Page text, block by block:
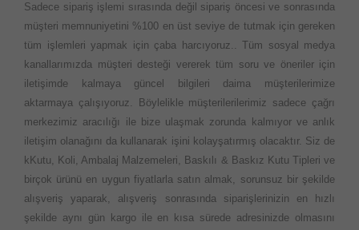
Sadece sipariş işlemi sırasında değil sipariş öncesi ve sonrasında
müşteri memnuniyetini %100 en üst seviye de tutmak için gereken
tüm işlemleri yapmak için çaba harcıyoruz.. Tüm sosyal medya
kanallarımızda müşteri desteği vererek tüm soru ve öneriler için
iletişimde kalmaya güncel bilgileri daima müşterilerimize
aktarmaya çalışıyoruz. Böylelikle müşterilerilerimiz sadece çağrı
merkezimiz aracılığı ile bize ulaşmak zorunda kalmıyor ve anlık
iletişim olanağını da kullanarak işini kolayşatırmış olacaktır. Siz de
kKutu, Koli, Ambalaj Malzemeleri, Baskılı & Baskız Kutu Tipleri ve
birçok ürünü en uygun fiyatlarla satın almak, sorunsuz bir şekilde
alışveriş yaparak, alışveriş sonrasında siparişlerinizin en hızlı
şekilde aynı gün kargo ile en kısa sürede adresinizde olmasını